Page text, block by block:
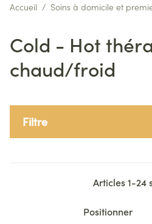
Accueil / Soins à domicile et
Cold - Hot
chaud/froid
Filtre
Articles1-24
Trier par: